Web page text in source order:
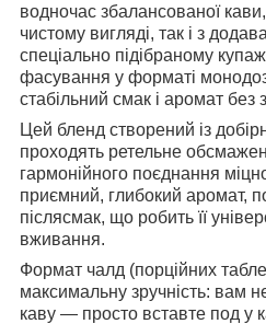
водночас збалансованої
чистому вигляді, так і з
спеціально підібраному
фасування у форматі
стабільний смак і аромат без
Цей бленд створений із
проходять ретельне
гармонійного поєднання
приємний, глибокий аромат,
післясмак, що робить її
вживання.
Формат чалд (порційних
максимальну зручність: вам
каву — просто вставте под у